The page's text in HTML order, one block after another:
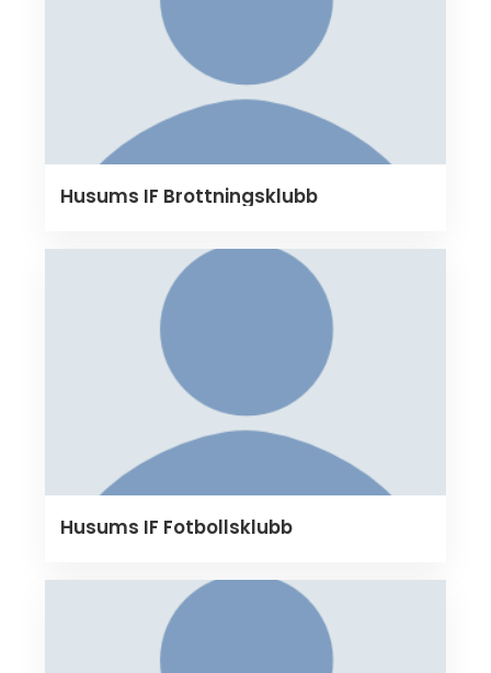
Husums IF Brottningsklubb
Husums IF Fotbollsklubb